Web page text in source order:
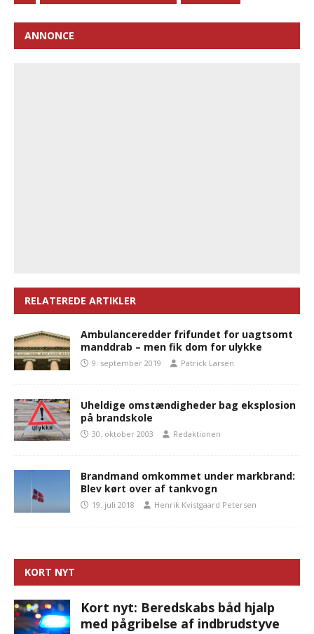
ANNONCE
RELATEREDE ARTIKLER
Ambulanceredder frifundet for uagtsomt
manddrab – men fik dom for ulykke
9. september 2019 Patrick Larsen
Uheldige omstændigheder bag eksplosion
på brandskole
30. oktober 2003 Redaktionen
Brandmand omkommet under markbrand:
Blev kørt over af tankvogn
19. juli 2018 Henrik Kvistgaard Petersen
KORT NYT
Kort nyt: Beredskabs båd hjalp
med pågribelse af indbrudstyve